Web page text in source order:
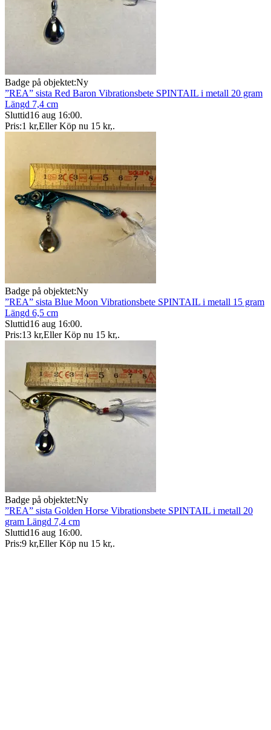
Badge på objektet:Ny
”REA” sista Red Baron Vibrationsbete SPINTAIL i metall 20 gram
Längd 7,4 cm
Sluttid16 aug 16:00.
Pris:1 kr,Eller Köp nu 15 kr,.
Badge på objektet:Ny
”REA” sista Blue Moon Vibrationsbete SPINTAIL i metall 15 gram
Längd 6,5 cm
Sluttid16 aug 16:00.
Pris:13 kr,Eller Köp nu 15 kr,.
Badge på objektet:Ny
”REA” sista Golden Horse Vibrationsbete SPINTAIL i metall 20
gram Längd 7,4 cm
Sluttid16 aug 16:00.
Pris:9 kr,Eller Köp nu 15 kr,.